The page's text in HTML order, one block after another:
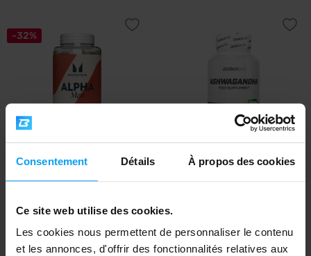
Consentement Détails À propos des cookies
Ce site web utilise des cookies.
Les cookies nous permettent de personnaliser le contenu
et les annonces, d'offrir des fonctionnalités relatives aux
-32%
MyProtein
13,99€ 20,49 €
BioTech USA
11,90